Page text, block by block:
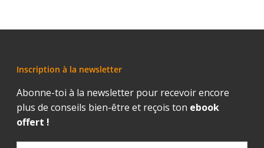
Inscription à la newsletter